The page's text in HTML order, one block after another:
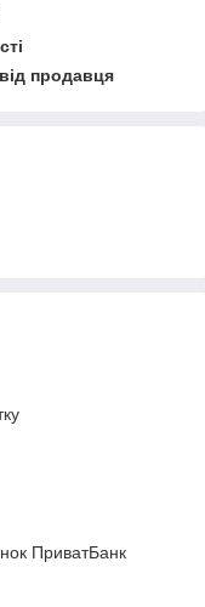
від продавця
ПриватБанк